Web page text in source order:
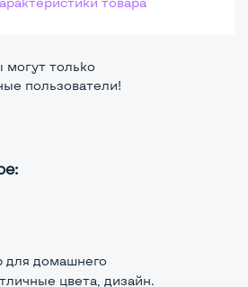
LED
VESA
VGA
могут только
пользователи!
домашнего
цвета, дизайн.